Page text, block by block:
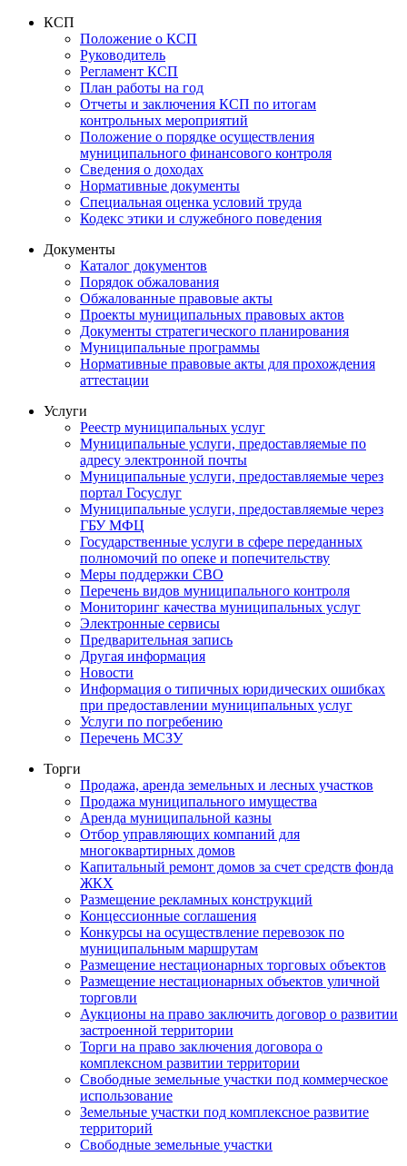
КСП
Положение о КСП
Руководитель
Регламент КСП
План работы на год
Отчеты и заключения КСП по итогам
контрольных мероприятий
Положение о порядке осуществления
муниципального финансового контроля
Сведения о доходах
Нормативные документы
Специальная оценка условий труда
Кодекс этики и служебного поведения
Документы
Каталог документов
Порядок обжалования
Обжалованные правовые акты
Проекты муниципальных правовых актов
Документы стратегического планирования
Муниципальные программы
Нормативные правовые акты для прохождения
аттестации
Услуги
Реестр муниципальных услуг
Муниципальные услуги, предоставляемые по
адресу электронной почты
Муниципальные услуги, предоставляемые через
портал Госуслуг
Муниципальные услуги, предоставляемые через
ГБУ МФЦ
Государственные услуги в сфере переданных
полномочий по опеке и попечительству
Меры поддержки СВО
Перечень видов муниципального контроля
Мониторинг качества муниципальных услуг
Электронные сервисы
Предварительная запись
Другая информация
Новости
Информация о типичных юридических ошибках
при предоставлении муниципальных услуг
Услуги по погребению
Перечень МСЗУ
Торги
Продажа, аренда земельных и лесных участков
Продажа муниципального имущества
Аренда муниципальной казны
Отбор управляющих компаний для
многоквартирных домов
Капитальный ремонт домов за счет средств фонда
ЖКХ
Размещение рекламных конструкций
Концессионные соглашения
Конкурсы на осуществление перевозок по
муниципальным маршрутам
Размещение нестационарных торговых объектов
Размещение нестационарных объектов уличной
торговли
Аукционы на право заключить договор о развитии
застроенной территории
Торги на право заключения договора о
комплексном развитии территории
Свободные земельные участки под коммерческое
использование
Земельные участки под комплексное развитие
территорий
Свободные земельные участки